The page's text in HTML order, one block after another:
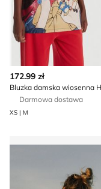
172.99 zł
Bluzka damska wiosenna
Darmowa dostawa
XS | M
Bluzka damska Surf